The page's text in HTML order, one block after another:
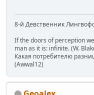
8-й Девственник
If the doors of perception
man as it is: infinite. (W.
Какая потребителю
(Awwal12)